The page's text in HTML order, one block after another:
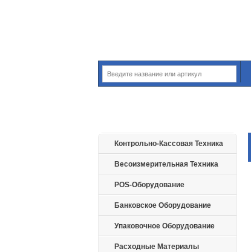
Контрольно-Кассовая Техника
Весоизмерительная Техника
POS-Оборудование
Банковское Оборудование
Упаковочное Оборудование
Расходные Материалы